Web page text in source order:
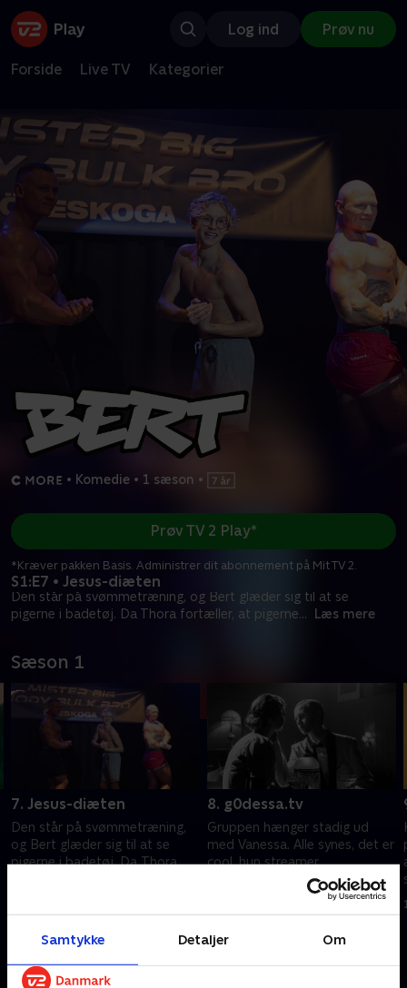
Samtykke Detaljer Om
Log ind Prøv nu
Forside Live TV Kategorier
• Komedie • 1 sæson •
S1:E7 • Jesus-diæten
Den står på svømmetræning, og Bert glæder sig til at se
pigerne i badetøj. Da Thora fortæller, at pigerne... Læs mere
Prøv TV 2 Play*
*Kræver pakken Basis. Administrer dit abonnement på Mit TV 2.
Sæson 1
7. Jesus-diæten
Den står på svømmetræning,
og Bert glæder sig til at se
pigerne i badetøj. Da Thora
panik.
8. g0dessa.tv
Gruppen hænger stadig ud
med Vanessa. Alle synes, det er
cool, hun streamer
computerspil i fritiden. Bert har
dog et problem. Han tror, han
er forelsket igen.
Andre så også